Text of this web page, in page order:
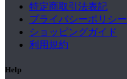
特定商取引法表記
プライバシーポリシー
ショッピングガイド
利用規約
Help